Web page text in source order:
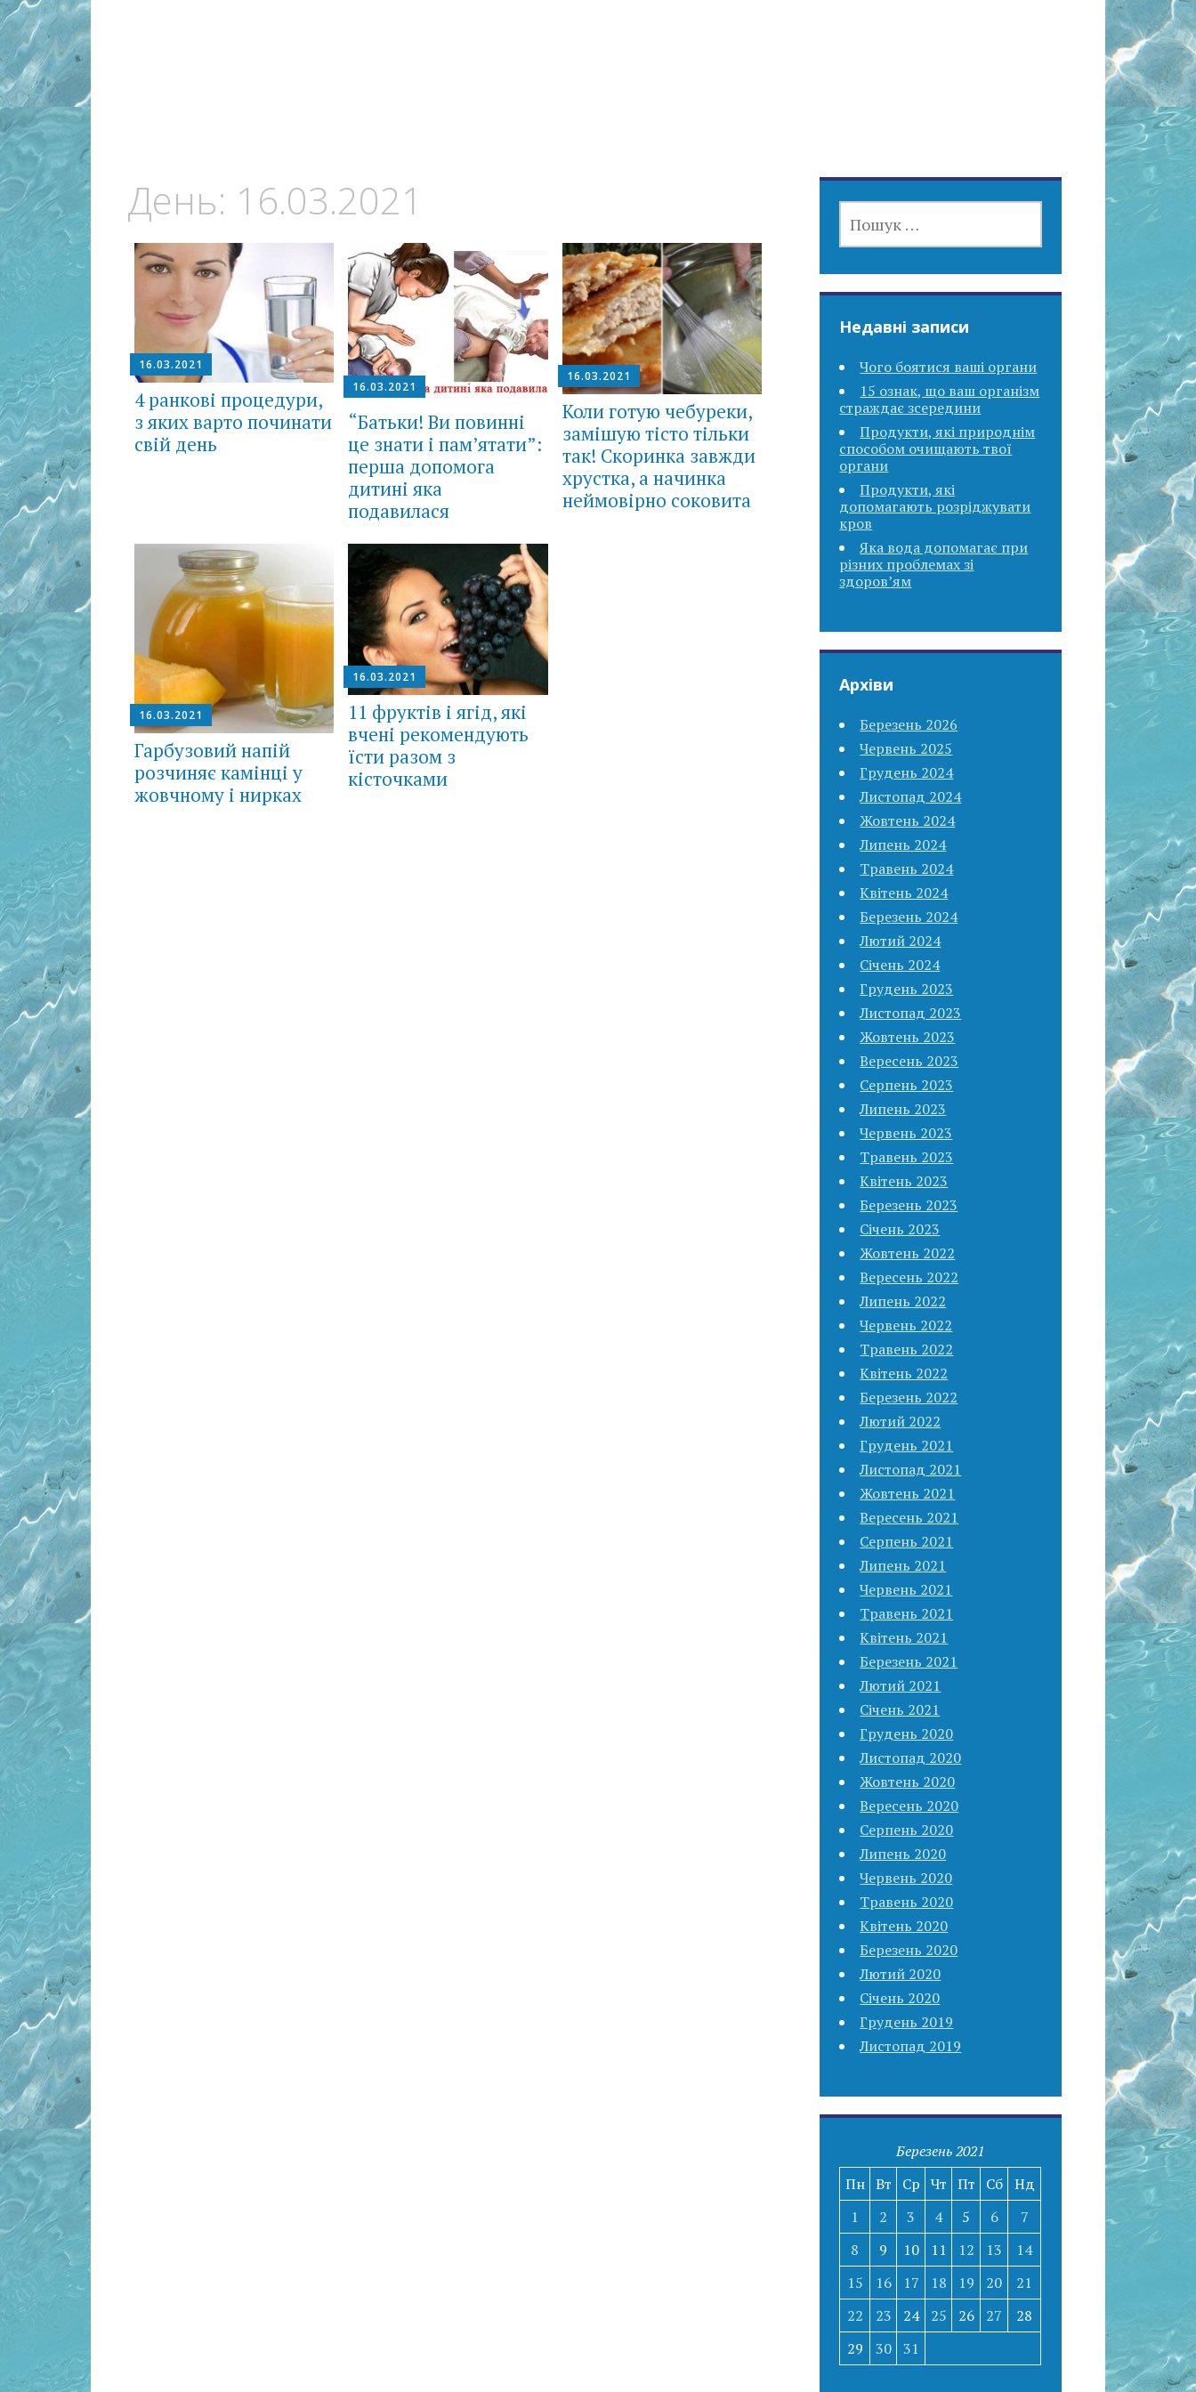
День: 16.03.2021
16.03.2021
4 ранкові процедури,
з яких варто починати
свій день
16.03.2021
“Батьки! Ви повинні
це знати і пам’ятати”:
перша допомога
дитині яка
подавилася
16.03.2021
Коли готую чебуреки,
замішую тісто тільки
так! Скоринка завжди
хрустка, а начинка
неймовірно соковита
16.03.2021
Гарбузовий напій
розчиняє камінці у
жовчному і нирках
16.03.2021
11 фруктів і ягід, які
вчені рекомендують
їсти разом з
кісточками
Недавні записи
Чого боятися ваші органи
15 ознак, що ваш організм
страждає зсередини
Продукти, які природнім
способом очищають твої
органи
Продукти, які
допомагають розріджувати
кров
Яка вода допомагає при
різних проблемах зі
здоров’ям
Архіви
Березень 2026
Червень 2025
Грудень 2024
Листопад 2024
Жовтень 2024
Липень 2024
Травень 2024
Квітень 2024
Березень 2024
Лютий 2024
Січень 2024
Грудень 2023
Листопад 2023
Жовтень 2023
Вересень 2023
Серпень 2023
Липень 2023
Червень 2023
Травень 2023
Квітень 2023
Березень 2023
Січень 2023
Жовтень 2022
Вересень 2022
Липень 2022
Червень 2022
Травень 2022
Квітень 2022
Березень 2022
Лютий 2022
Грудень 2021
Листопад 2021
Жовтень 2021
Вересень 2021
Серпень 2021
Липень 2021
Червень 2021
Травень 2021
Квітень 2021
Березень 2021
Лютий 2021
Січень 2021
Грудень 2020
Листопад 2020
Жовтень 2020
Вересень 2020
Серпень 2020
Липень 2020
Червень 2020
Травень 2020
Квітень 2020
Березень 2020
Лютий 2020
Січень 2020
Грудень 2019
Листопад 2019
Березень 2021
Пн Вт Ср Чт Пт Сб Нд
1
2 3 4 5 6
7
8
9 10 11 12 13
14
15
16 17 18 19 20
21
22
23 24 25 26 27
28
29
30 31